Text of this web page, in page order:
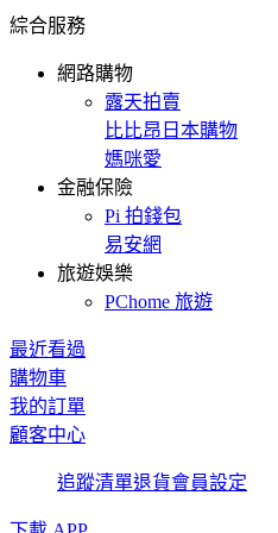
綜合服務
網路購物
露天拍賣
比比昂日本購物
媽咪愛
金融保險
Pi 拍錢包
易安網
旅遊娛樂
PChome 旅遊
最近看過
購物車
我的訂單
顧客中心
追蹤清單退貨會員設定